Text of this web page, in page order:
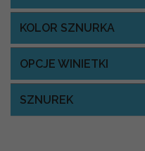
KOLOR SZNURKA
OPCJE WINIETKI
SZNUREK